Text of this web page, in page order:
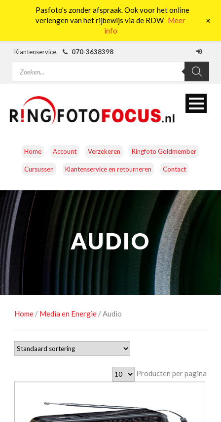
Klantenservice
070-3638398
Producten
zoeken
Home Account Verzekeren Ringfoto Goldmember
Cursussen Klantenservice en retourneren Contact
CAMERA’S OBJECTIEVEN ACCESSOIRES
NATUUROBSERVATIE MEDIA EN ENERGIE
STUDIOFOTOGRAFIE OCCASIONS
AUDIO
Home / Media en Energie / Audio
Producten per pagina
Pasfoto's zonder afspraak. Ook voor het online
verlengen van het rijbewijs via de RDW Meer
info
+